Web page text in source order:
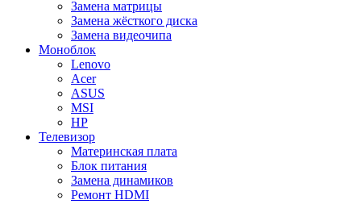
Замена матрицы
Замена жёсткого диска
Замена видеочипа
Моноблок
Lenovo
Acer
ASUS
MSI
HP
Телевизор
Материнская плата
Блок питания
Замена динамиков
Ремонт HDMI